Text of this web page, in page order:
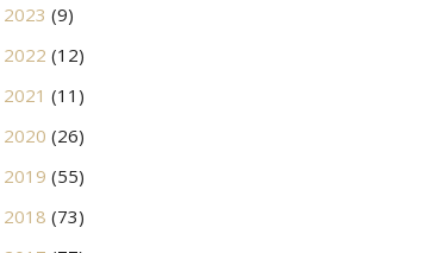
2023 (9)
2022 (12)
2021 (11)
2020 (26)
2019 (55)
2018 (73)